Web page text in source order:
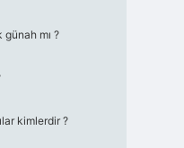
günah mı ?
kimlerdir ?